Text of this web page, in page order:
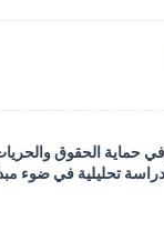
حماية الحقوق
تحليلية في ضوء